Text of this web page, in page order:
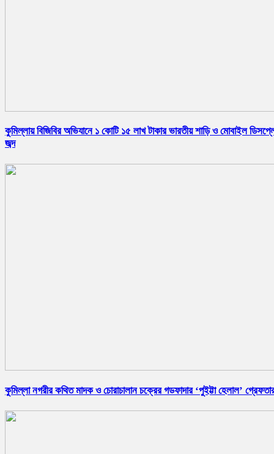
কুমিল্লায় বিজিবির অভিযানে ১ কোটি ১৫ লাখ টাকার ভারতীয় শাড়ি ও মোবাইল
জব্দ
কুমিল্লা নগরীর কথিত মাদক ও চোরাচালান চক্রের গডফাদার ‘পুইট্টা হেলাল’